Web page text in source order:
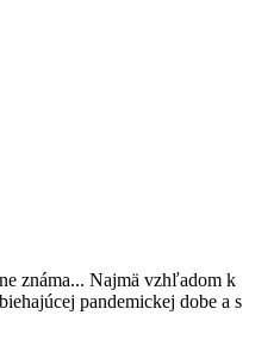
známa... Najmä vzhľadom k
pandemickej dobe a s